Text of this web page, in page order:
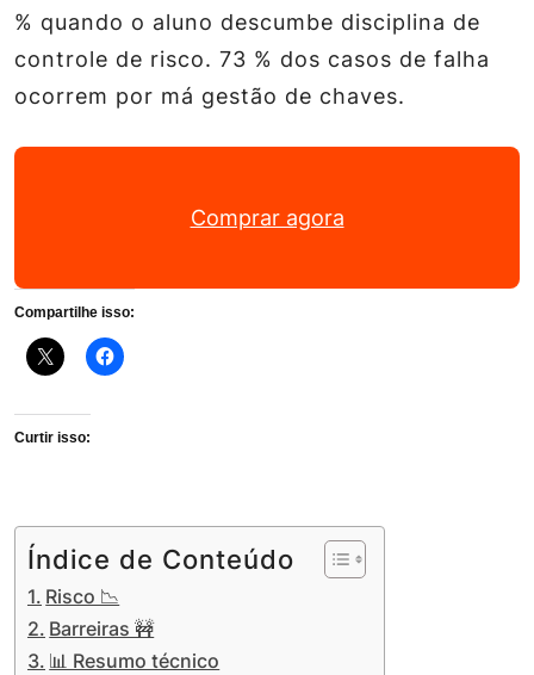
% quando o aluno descumbe disciplina de
controle de risco. 73 % dos casos de falha
ocorrem por má gestão de chaves.
Comprar agora
Compartilhe isso:
Curtir isso:
Índice de Conteúdo
Risco 📉
Barreiras 🚧
📊 Resumo técnico